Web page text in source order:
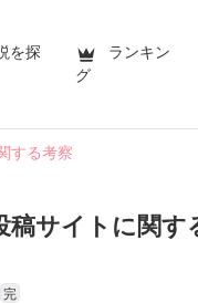
を探
ランキン
グ
する考察
稿サイトに関す
完